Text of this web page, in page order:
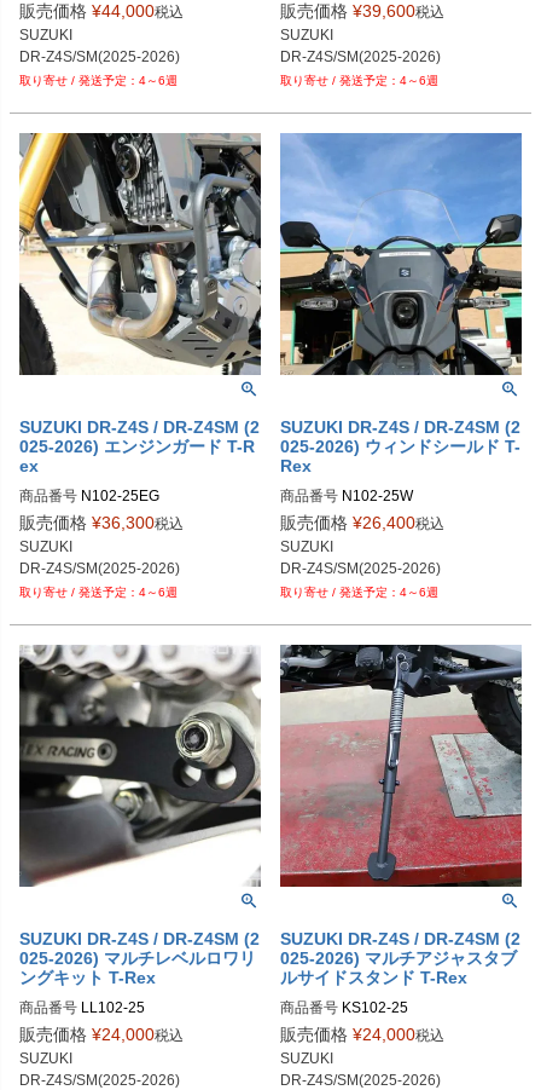
販売価格 ¥44,000税込
SUZUKI
DR-Z4S/SM(2025-2026)
4～6週
販売価格 ¥39,600税込
SUZUKI
DR-Z4S/SM(2025-2026)
4～6週
SUZUKI DR-Z4S / DR-Z4SM (2
025-2026) エンジンガード T-R
ex
商品番号 N102-25EG
販売価格 ¥36,300税込
SUZUKI
DR-Z4S/SM(2025-2026)
4～6週
SUZUKI DR-Z4S / DR-Z4SM (2
025-2026) ウィンドシールド T-
Rex
商品番号 N102-25W
販売価格 ¥26,400税込
SUZUKI
DR-Z4S/SM(2025-2026)
4～6週
SUZUKI DR-Z4S / DR-Z4SM (2
025-2026) マルチレベルロワリ
ングキット T-Rex
商品番号 LL102-25
販売価格 ¥24,000税込
SUZUKI
DR-Z4S/SM(2025-2026)
SUZUKI DR-Z4S / DR-Z4SM (2
025-2026) マルチアジャスタブ
ルサイドスタンド T-Rex
商品番号 KS102-25
販売価格 ¥24,000税込
SUZUKI
DR-Z4S/SM(2025-2026)